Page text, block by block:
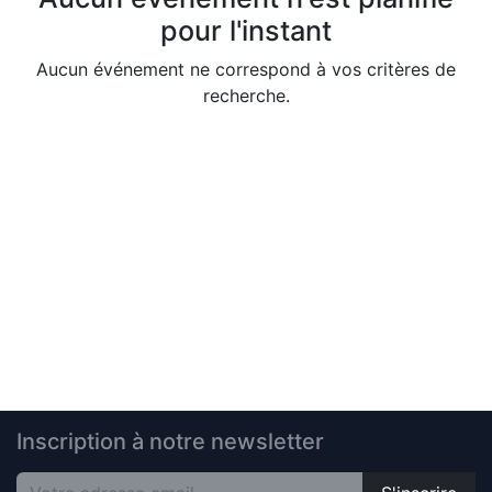
pour l'instant
Aucun événement ne correspond à vos critères de
recherche.
Inscription à notre newsletter